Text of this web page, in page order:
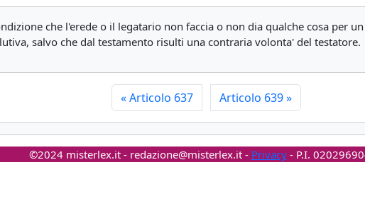
che l'erede o il legatario non faccia o non dia qualche cosa per
salvo che dal testamento risulti una contraria volonta' del testatore.
«Articolo 637 Articolo 639»
©2024 misterlex.it - redazione@misterlex.it- Privacy- P.I.